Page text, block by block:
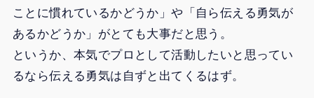
ことに慣れているかどうか」や「自ら伝える勇気が
あるかどうか」がとても大事だと思う。
というか、本気でプロとして活動したいと思ってい
るなら伝える勇気は自ずと出てくるはず。